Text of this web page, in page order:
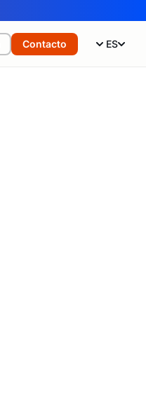
Contacto ES